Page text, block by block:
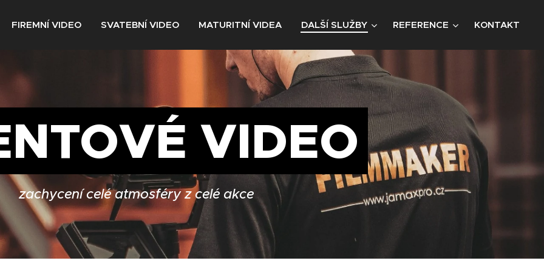
FIREMNÍ VIDEO SVATEBNÍ VIDEO MATURITNÍ VIDEA DALŠÍ SLUŽBY REFERENCE KONTAKT
VIDEO
zachycení celé atmosféry z celé akce